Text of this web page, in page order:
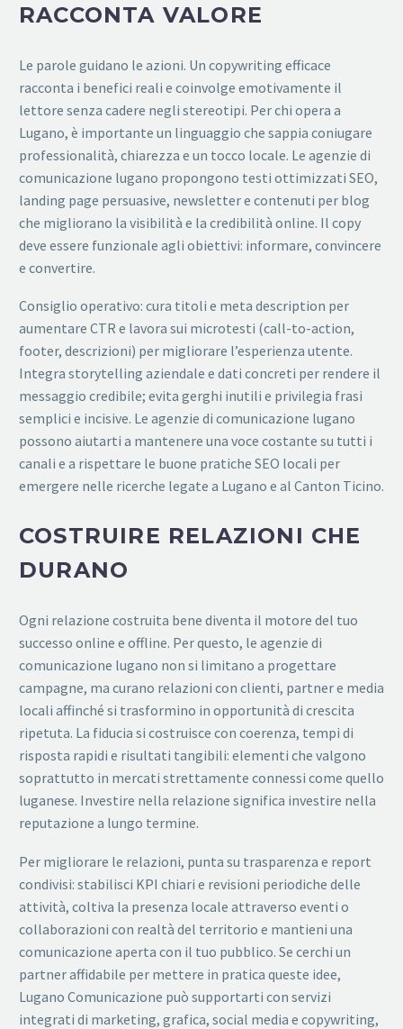
RACCONTA VALORE
Le parole guidano le azioni. Un copywriting efficace
racconta i benefici reali e coinvolge emotivamente il
lettore senza cadere negli stereotipi. Per chi opera a
Lugano, è importante un linguaggio che sappia coniugare
professionalità, chiarezza e un tocco locale. Le agenzie di
comunicazione lugano propongono testi ottimizzati SEO,
landing page persuasive, newsletter e contenuti per blog
che migliorano la visibilità e la credibilità online. Il copy
deve essere funzionale agli obiettivi: informare, convincere
e convertire.
Consiglio operativo: cura titoli e meta description per
aumentare CTR e lavora sui microtesti (call-to-action,
footer, descrizioni) per migliorare l’esperienza utente.
Integra storytelling aziendale e dati concreti per rendere il
messaggio credibile; evita gerghi inutili e privilegia frasi
semplici e incisive. Le agenzie di comunicazione lugano
possono aiutarti a mantenere una voce costante su tutti i
canali e a rispettare le buone pratiche SEO locali per
emergere nelle ricerche legate a Lugano e al Canton Ticino.
COSTRUIRE RELAZIONI CHE
DURANO
Ogni relazione costruita bene diventa il motore del tuo
successo online e offline. Per questo, le agenzie di
comunicazione lugano non si limitano a progettare
campagne, ma curano relazioni con clienti, partner e media
locali affinché si trasformino in opportunità di crescita
ripetuta. La fiducia si costruisce con coerenza, tempi di
risposta rapidi e risultati tangibili: elementi che valgono
soprattutto in mercati strettamente connessi come quello
luganese. Investire nella relazione significa investire nella
reputazione a lungo termine.
Per migliorare le relazioni, punta su trasparenza e report
condivisi: stabilisci KPI chiari e revisioni periodiche delle
attività, coltiva la presenza locale attraverso eventi o
collaborazioni con realtà del territorio e mantieni una
comunicazione aperta con il tuo pubblico. Se cerchi un
partner affidabile per mettere in pratica queste idee,
Lugano Comunicazione può supportarti con servizi
integrati di marketing, grafica, social media e copywriting,